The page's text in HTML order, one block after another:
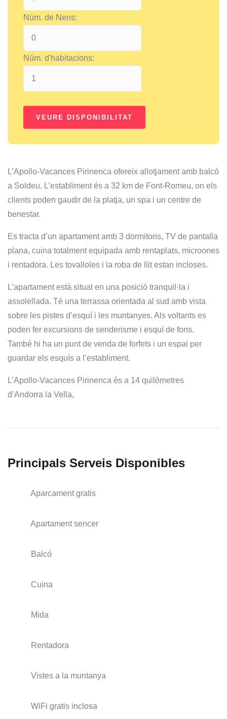
Núm. de Nens:
Núm. d'habitacions:
L’Apollo-Vacances Pirinenca ofereix allotjament amb balcó
a Soldeu. L’establiment és a 32 km de Font-Romeu, on els
clients poden gaudir de la platja, un spa i un centre de
benestar.
Es tracta d’un apartament amb 3 dormitoris, TV de pantalla
plana, cuina totalment equipada amb rentaplats, microones
i rentadora. Les tovalloles i la roba de llit estan incloses.
L’apartament està situat en una posició tranquil·la i
assolellada. Té una terrassa orientada al sud amb vista
sobre les pistes d’esquí i les muntanyes. Als voltants es
poden fer excursions de senderisme i esquí de fons.
També hi ha un punt de venda de forfets i un espai per
guardar els esquís a l’establiment.
L’Apollo-Vacances Pirinenca és a 14 quilòmetres
d’Andorra la Vella,
Principals Serveis Disponibles
Aparcament gratis
Apartament sencer
Balcó
Cuina
Mida
Rentadora
Vistes a la muntanya
WiFi gratis inclosa